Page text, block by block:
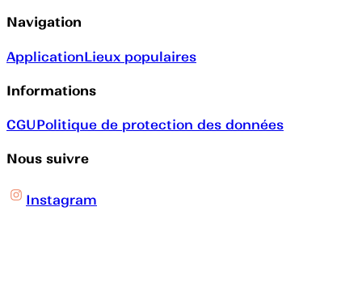
Navigation
ApplicationLieux populaires
Informations
CGUPolitique de protection des données
Nous suivre
Instagram